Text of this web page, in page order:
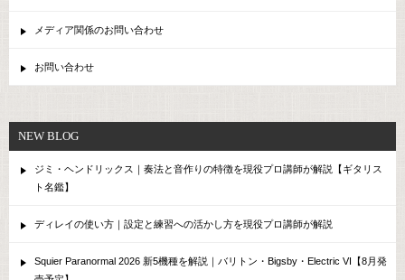
メディア関係のお問い合わせ
お問い合わせ
NEW BLOG
ジミ・ヘンドリックス｜奏法と音作りの特徴を現役プロ講師が解説【ギタリス
ト名鑑】
ディレイの使い方｜設定と練習への活かし方を現役プロ講師が解説
Squier Paranormal 2026 新5機種を解説｜バリトン・Bigsby・Electric VI【8月発